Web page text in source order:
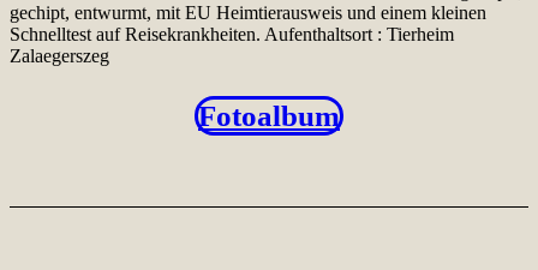
gechipt, entwurmt, mit EU Heimtierausweis und einem kleinen
Schnelltest auf Reisekrankheiten. Aufenthaltsort : Tierheim
Zalaegerszeg
Fotoalbum